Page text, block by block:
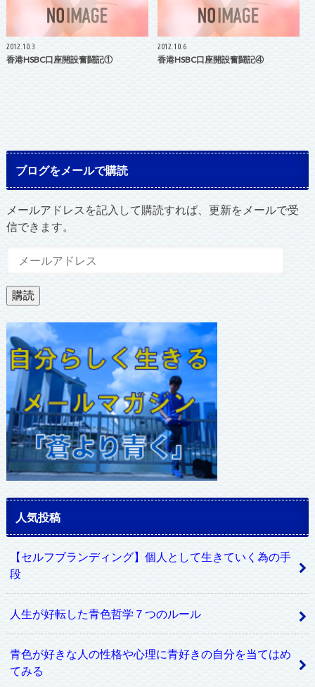
2012.10.3
香港HSBC口座開設奮闘記①
2012.10.6
香港HSBC口座開設奮闘記④
ブログをメールで購読
メールアドレスを記入して購読すれば、更新をメールで受
信できます。
ル
ア
ド
レ
ス
購読
人気投稿
【セルフブランディング】個人として生きていく為の手
段
人生が好転した青色哲学７つのルール
青色が好きな人の性格や心理に青好きの自分を当てはめ
てみる